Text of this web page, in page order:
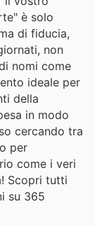
è solo
di fiducia,
non
nomi come
ideale per
della
in modo
cercando tra
per
come i veri
Scopri tutti
su 365